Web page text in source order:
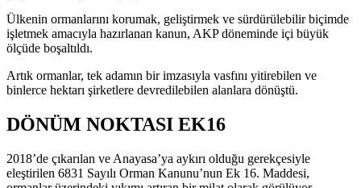
Ülkenin ormanlarını korumak, geliştirmek ve sürdürülebilir biçimde
işletmek amacıyla hazırlanan kanun, AKP döneminde içi büyük
ölçüde boşaltıldı.
Artık ormanlar, tek adamın bir imzasıyla vasfını yitirebilen ve
binlerce hektarı şirketlere devredilebilen alanlara dönüştü.
DÖNÜM NOKTASI EK16
2018’de çıkarılan ve Anayasa’ya aykırı olduğu gerekçesiyle
eleştirilen 6831 Sayılı Orman Kanunu’nun Ek 16. Maddesi,